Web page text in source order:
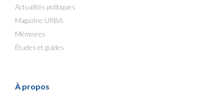
Actualités politiques
Magazine URBA
Mémoires
Études et guides
À propos